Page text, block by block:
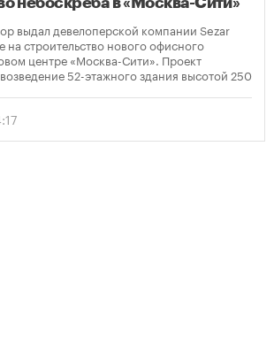
выдал девелоперской компании Sezar
строительство нового офисного
центре «Москва-Сити». Проект
52-этажного здания высотой 250